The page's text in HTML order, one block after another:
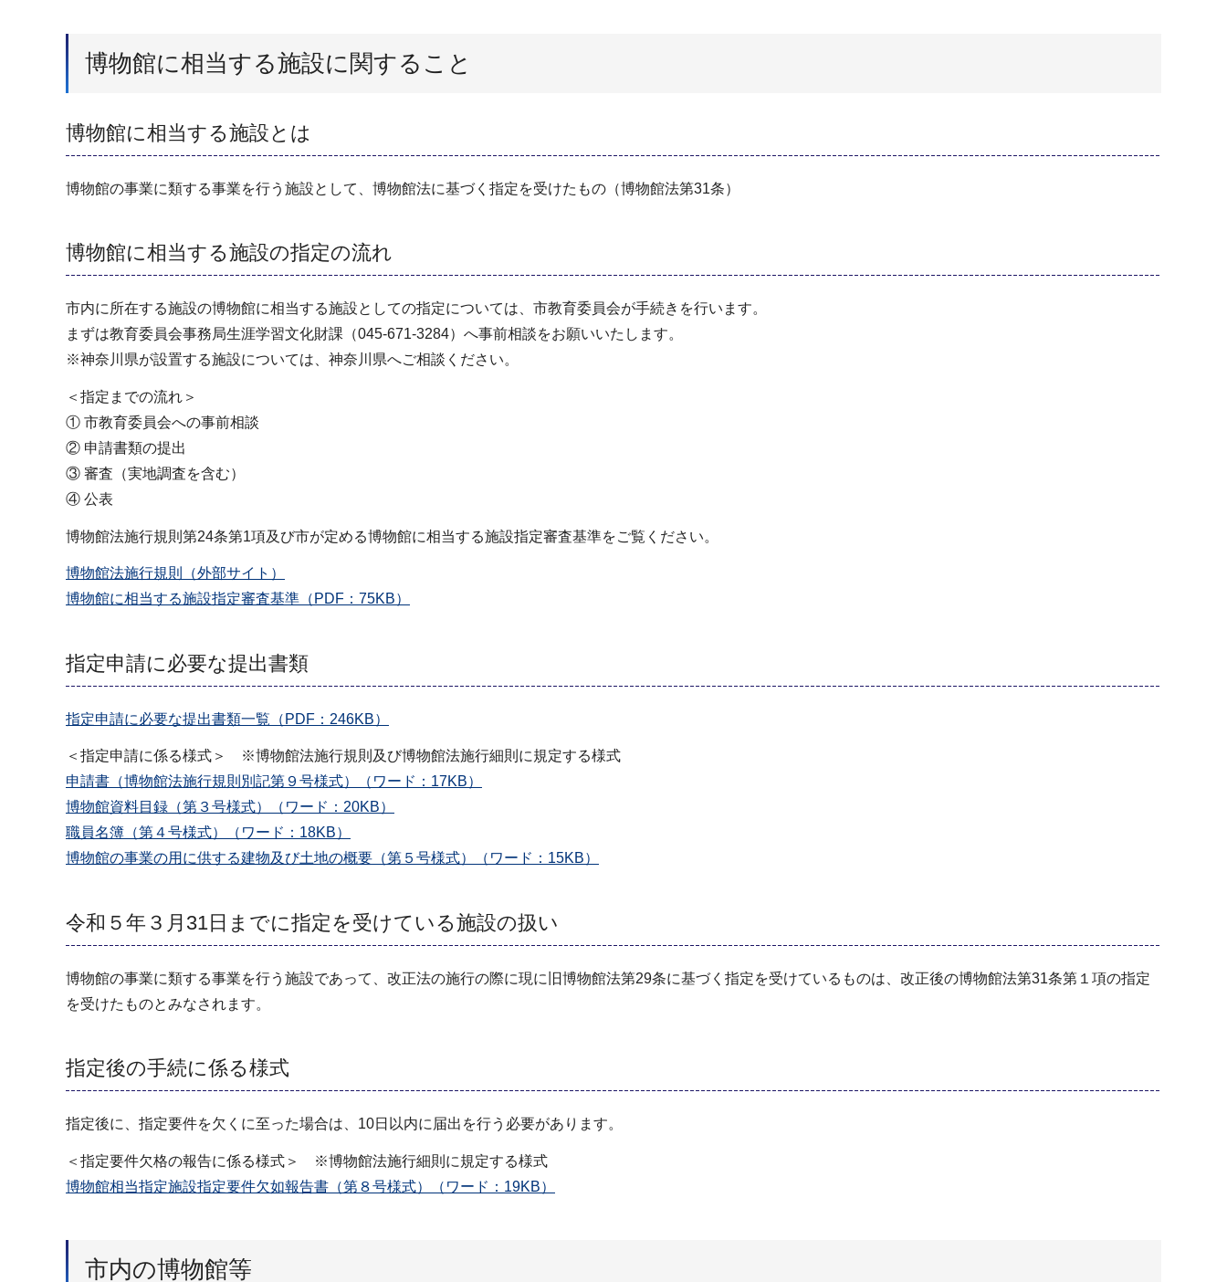
博物館に相当する施設に関すること
博物館に相当する施設とは
博物館の事業に類する事業を行う施設として、博物館法に基づく指定を受けたもの（博物館法第31条）
博物館に相当する施設の指定の流れ
市内に所在する施設の博物館に相当する施設としての指定については、市教育委員会が手続きを行います。
まずは教育委員会事務局生涯学習文化財課（045-671-3284）へ事前相談をお願いいたします。
※神奈川県が設置する施設については、神奈川県へご相談ください。
＜指定までの流れ＞
① 市教育委員会への事前相談
② 申請書類の提出
③ 審査（実地調査を含む）
④ 公表
博物館法施行規則第24条第1項及び市が定める博物館に相当する施設指定審査基準をご覧ください。
博物館法施行規則（外部サイト）
博物館に相当する施設指定審査基準（PDF：75KB）
指定申請に必要な提出書類
指定申請に必要な提出書類一覧（PDF：246KB）
＜指定申請に係る様式＞ ※博物館法施行規則及び博物館法施行細則に規定する様式
申請書（博物館法施行規則別記第９号様式）（ワード：17KB）
博物館資料目録（第３号様式）（ワード：20KB）
職員名簿（第４号様式）（ワード：18KB）
博物館の事業の用に供する建物及び土地の概要（第５号様式）（ワード：15KB）
令和５年３月31日までに指定を受けている施設の扱い
博物館の事業に類する事業を行う施設であって、改正法の施行の際に現に旧博物館法第29条に基づく指定を受けているものは、改正後の博物館法第31条第１項の指定
を受けたものとみなされます。
指定後の手続に係る様式
指定後に、指定要件を欠くに至った場合は、10日以内に届出を行う必要があります。
＜指定要件欠格の報告に係る様式＞ ※博物館法施行細則に規定する様式
博物館相当指定施設指定要件欠如報告書（第８号様式）（ワード：19KB）
市内の博物館等